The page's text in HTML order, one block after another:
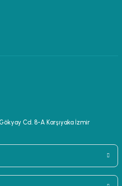
Cd. 8-A Karşıyaka İzmir